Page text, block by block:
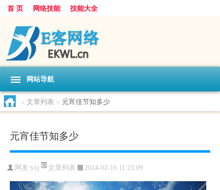
首 页 网络技能 技能大全
网站导航
> 文章列表 > 元宵佳节知多少
元宵佳节知多少
网友:yxj 文章列表 2024-02-16 11:23:09